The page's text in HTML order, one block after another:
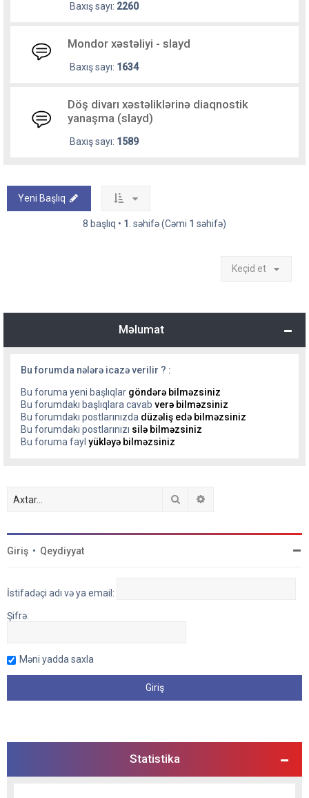
Baxış sayı: 2260
Mondor xəstəliyi - slayd
Baxış sayı: 1634
Döş divarı xəstəliklərinə diaqnostik
yanaşma (slayd)
Baxış sayı: 1589
Yeni Başlıq
8 başlıq • 1 . səhifə (Cəmi 1 səhifə)
Keçid et
Məlumat
Bu forumda nələrə icazə verilir ? :
Bu foruma yeni başlıqlar göndərə bilməzsiniz
Bu forumdakı başlıqlara cavab verə bilməzsiniz
Bu forumdakı postlarınızda düzəliş edə bilməzsiniz
Bu forumdakı postlarınızı silə bilməzsiniz
Bu foruma fayl yükləyə bilməzsiniz
Axtar
Giriş • Qeydiyyat
İstifadəçi adı və ya email:
Şifrə:
Məni yadda saxla
Statistika